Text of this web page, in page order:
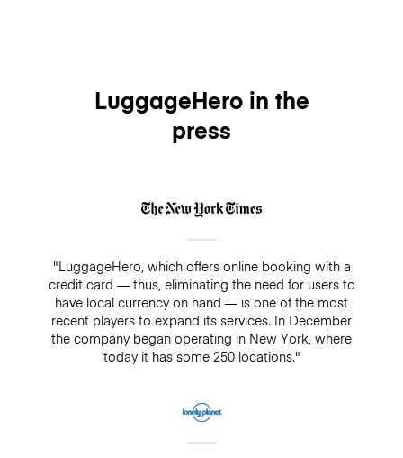
LuggageHero in the
press
"LuggageHero, which offers online booking with a
credit card — thus, eliminating the need for users to
have local currency on hand — is one of the most
recent players to expand its services. In December
the company began operating in New York, where
today it has some 250 locations."